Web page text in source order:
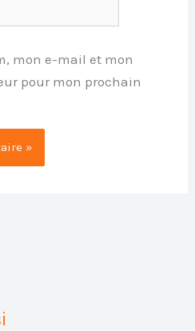
mon e-mail et mon
pour mon prochain